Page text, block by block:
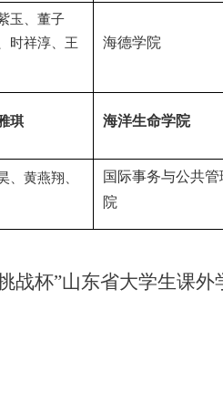
玉、董子
时祥淳、王
海德学院
琪 海洋生命学院
、黄燕翔、
国际事务与公共管
院
战杯”山东省大学生课